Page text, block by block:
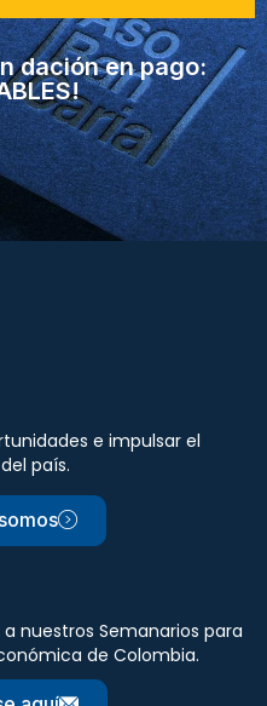
dación en pago:
e impulsar el
país.
nuestros Semanarios para
de Colombia.